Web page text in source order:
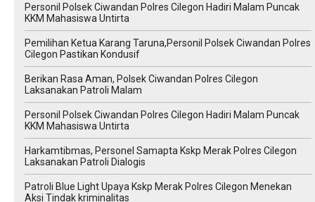
Personil Polsek Ciwandan Polres Cilegon Hadiri Malam Puncak
KKM Mahasiswa Untirta
Pemilihan Ketua Karang Taruna,Personil Polsek Ciwandan Polres
Cilegon Pastikan Kondusif
Berikan Rasa Aman, Polsek Ciwandan Polres Cilegon
Laksanakan Patroli Malam
Personil Polsek Ciwandan Polres Cilegon Hadiri Malam Puncak
KKM Mahasiswa Untirta
Harkamtibmas, Personel Samapta Kskp Merak Polres Cilegon
Laksanakan Patroli Dialogis
Patroli Blue Light Upaya Kskp Merak Polres Cilegon Menekan
Aksi Tindak kriminalitas